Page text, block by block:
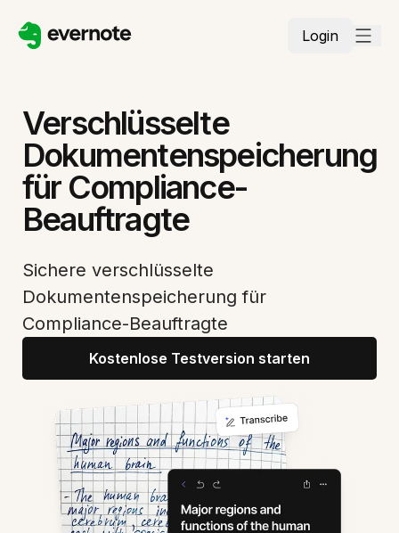
Login
Verschlüsselte
Dokumentenspeicherung
für Compliance-
Beauftragte
Sichere verschlüsselte
Dokumentenspeicherung für
Compliance-Beauftragte
Kostenlose Testversion starten